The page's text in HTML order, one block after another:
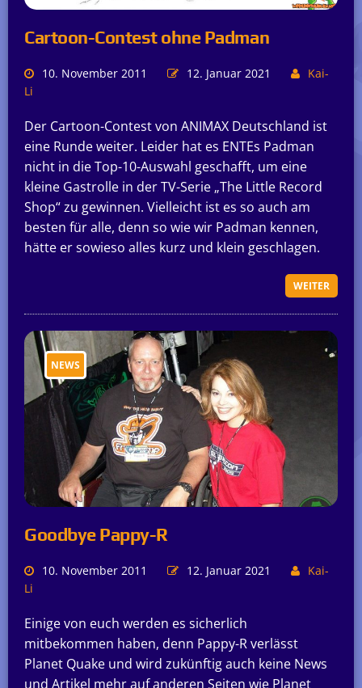
Cartoon-Contest ohne Padman
10. November 2011 12. Januar 2021
Kai-
Li
Der Cartoon-Contest von ANIMAX Deutschland ist
eine Runde weiter. Leider hat es ENTEs Padman
nicht in die Top-10-Auswahl geschafft, um eine
kleine Gastrolle in der TV-Serie „The Little Record
Shop“ zu gewinnen. Vielleicht ist es so auch am
besten für alle, denn so wie wir Padman kennen,
hätte er sowieso alles kurz und klein geschlagen.
WEITER
NEWS
Goodbye Pappy-R
10. November 2011 12. Januar 2021
Kai-
Li
Einige von euch werden es sicherlich
mitbekommen haben, denn Pappy-R verlässt
Planet Quake und wird zukünftig auch keine News
und Artikel mehr auf anderen Seiten wie Planet